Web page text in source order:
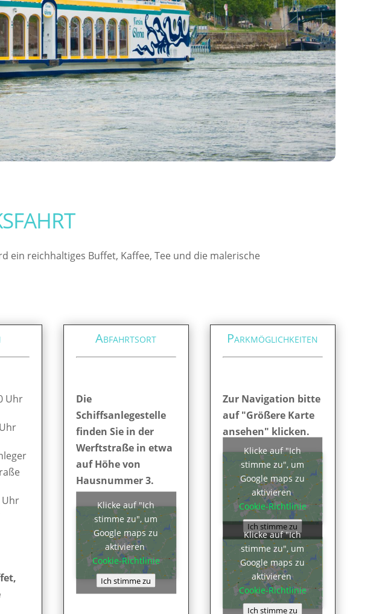
ein reichhaltiges Buffet, Kaffee, Tee und die malerische
Uhr
Uhr
Abfahrtsort
Die
Schiffsanlegestelle
finden Sie in der
Werftstraße in etwa
auf Höhe von
Hausnummer 3.
Klicke auf "Ich
stimme zu", um
Google maps zu
aktivieren
Cookie-Richtlinie
Ich stimme zu
Parkmöglichkeiten
Zur Navigation bitte
auf "Größere Karte
ansehen" klicken.
Klicke auf "Ich
stimme zu", um
Google maps zu
aktivieren
Cookie-Richtlinie
Ich stimme zu
Klicke auf "Ich
stimme zu", um
Google maps zu
aktivieren
Cookie-Richtlinie
Ich stimme zu